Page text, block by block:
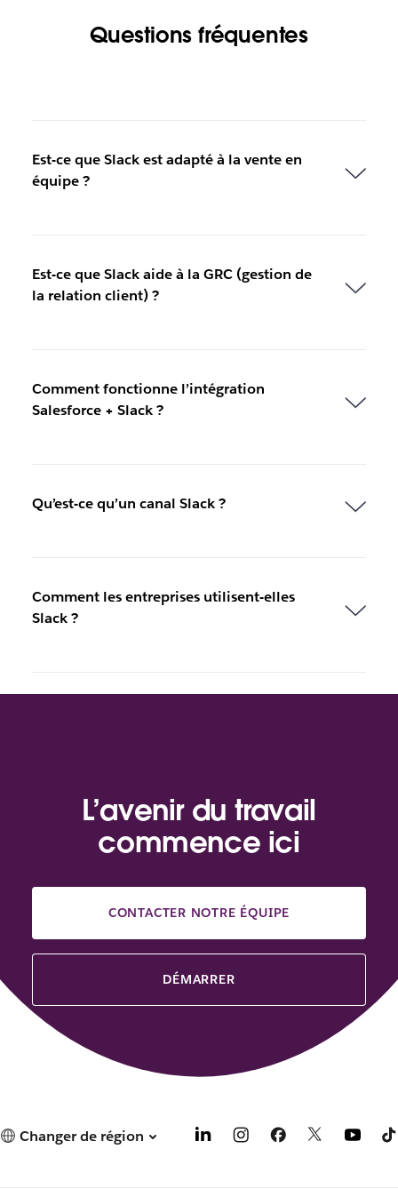
Questions fréquentes
Est-ce que Slack est adapté à la vente en
équipe ?
Est-ce que Slack aide à la GRC (gestion de
la relation client) ?
Comment fonctionne l’intégration
Salesforce + Slack ?
Qu’est-ce qu’un canal Slack ?
Comment les entreprises utilisent-elles
Slack ?
L’avenir du travail
commence ici
CONTACTER NOTRE ÉQUIPE
DÉMARRER
Changer de région